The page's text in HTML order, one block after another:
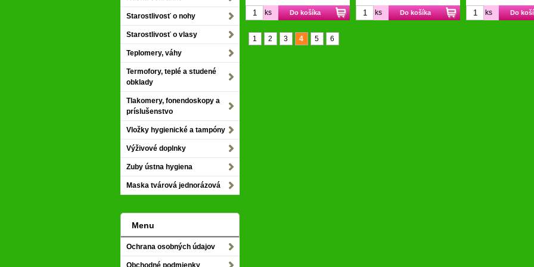
Do košíka
ks Do košíka
ks Do
ks
1 2 3 4 5 6
Starostlivosť o nohy
Starostlivosť o vlasy
Teplomery, váhy
Termofory, teplé a studené
obklady
Tlakomery, fonendoskopy a
príslušenstvo
Vložky hygienické a tampóny
Výživové doplnky
Zuby ústna hygiena
Maska tvárová jednorázová
Menu
Ochrana osobných údajov
Obchodné podmienky